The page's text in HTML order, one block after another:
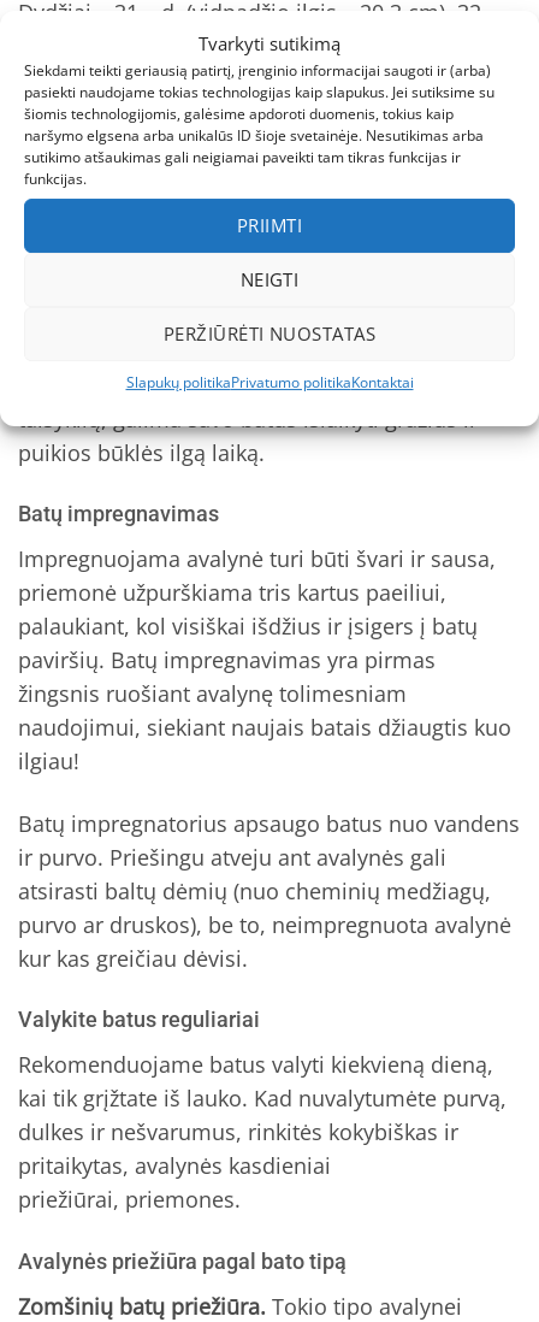
Tvarkyti sutikimą
Siekdami teikti geriausią patirtį, įrenginio informacijai saugoti ir (arba)
pasiekti naudojame tokias technologijas kaip slapukus. Jei sutiksime su
šiomis technologijomis, galėsime apdoroti duomenis, tokius kaip
naršymo elgsena arba unikalūs ID šioje svetainėje. Nesutikimas arba
sutikimo atšaukimas gali neigiamai paveikti tam tikras funkcijas ir
funkcijas.
PRIIMTI
NEIGTI
PERŽIŪRĖTI NUOSTATAS
Slapukų politikaPrivatumo politikaKontaktai
Dydžiai – 31 – d. (vidpadžio ilgis – 20,3 cm), 32 –
d. (vidpadžio ilgis – 21 cm), 33 – d. (vidpadžio ilgis
– 21,7 cm), 34 – d. (vidpadžio ilgis – 22,3 cm),
G103-61588DL-35, 36 – d. (vidpadžio ilgis – 23,7
cm)
Daugiau D.D.Step batuku gali rasti paspaudę
nuorodą.
tarnavimo laikas. Laikantis kelių paprastų
taisyklių, galima savo batus išlaikyti gražius ir
puikios būklės ilgą laiką.
Batų impregnavimas
Impregnuojama avalynė turi būti švari ir sausa,
priemonė užpurškiama tris kartus paeiliui,
palaukiant, kol visiškai išdžius ir įsigers į batų
paviršių. Batų impregnavimas yra pirmas
žingsnis ruošiant avalynę tolimesniam
naudojimui, siekiant naujais batais džiaugtis kuo
ilgiau!
Batų impregnatorius apsaugo batus nuo vandens
ir purvo. Priešingu atveju ant avalynės gali
atsirasti baltų dėmių (nuo cheminių medžiagų,
purvo ar druskos), be to, neimpregnuota avalynė
kur kas greičiau dėvisi.
Valykite batus reguliariai
Rekomenduojame batus valyti kiekvieną dieną,
kai tik grįžtate iš lauko. Kad nuvalytumėte purvą,
dulkes ir nešvarumus, rinkitės kokybiškas ir
pritaikytas, avalynės kasdieniai
priežiūrai, priemones.
Avalynės priežiūra pagal bato tipą
Zomšinių batų priežiūra. Tokio tipo avalynei